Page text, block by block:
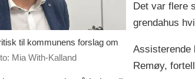
til kommunens forslag om
Mia With-Kalland
Det var flere
grendahus
Assisterende
Remøy,